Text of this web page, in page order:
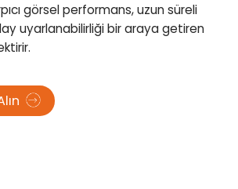
görsel performans, uzun süreli
uyarlanabilirliği bir araya getiren